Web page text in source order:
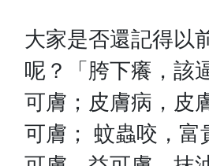
大家是否還記得以
呢？「胯下癢，該
可膚；皮膚病，皮
可膚； 蚊蟲咬，富